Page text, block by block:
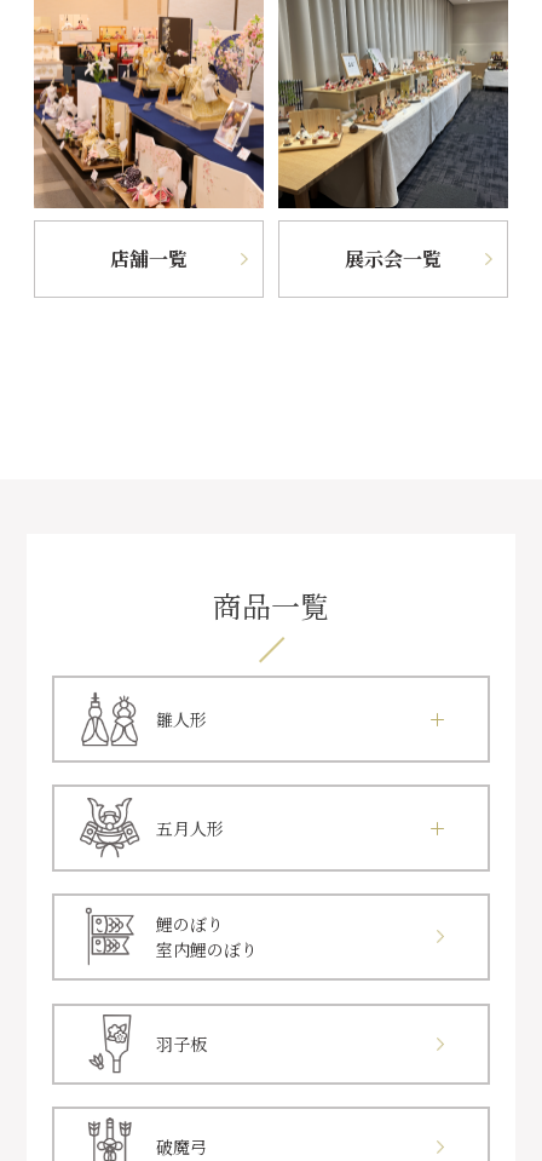
店舗一覧 展示会一覧
商品一覧
雛人形
五月人形
鯉のぼり
室内鯉のぼり
羽子板
破魔弓